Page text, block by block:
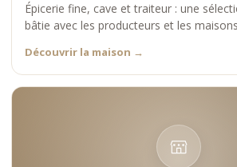
Épicerie fine, cave et traiteur : une
bâtie avec les producteurs et les
Découvrir la maison →